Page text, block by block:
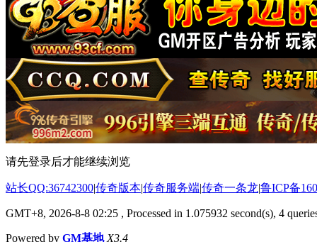
请先登录后才能继续浏览
站长QQ:36742300|传奇版本|传奇服务端|传奇一条龙|鲁ICP备
GMT+8, 2026-8-8 02:25 , Processed in 1.075932 second(s), 4
Powered by GM基地 X3.4